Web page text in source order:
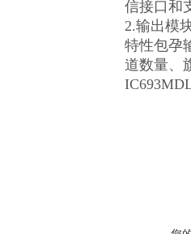
信接口和
2.输出模
特性包孕
道数量、